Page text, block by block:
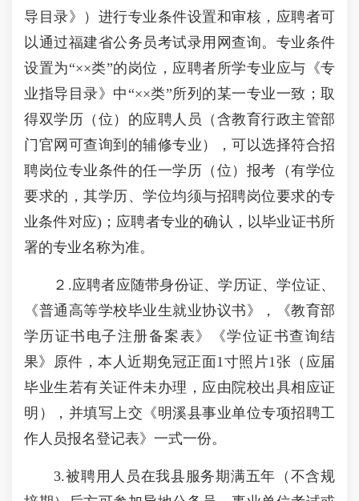
导目录》）进行专业条件设置和审核，应聘者可
以通过福建省公务员考试录用网查询。专业条件
设置为“××类”的岗位，应聘者所学专业应与《专
业指导目录》中“××类”所列的某一专业一致；取
得双学历（位）的应聘人员（含教育行政主管部
门官网可查询到的辅修专业），可以选择符合招
聘岗位专业条件的任一学历（位）报考（有学位
要求的，其学历、学位均须与招聘岗位要求的专
业条件对应)；应聘者专业的确认，以毕业证书所
署的专业名称为准。
２.应聘者应随带身份证、学历证、学位证、
《普通高等学校毕业生就业协议书》，《教育部
学历证书电子注册备案表》《学位证书查询结
果》原件，本人近期免冠正面1寸照片1张（应届
毕业生若有关证件未办理，应由院校出具相应证
明），并填写上交《明溪县事业单位专项招聘工
作人员报名登记表》一式一份。
3.被聘用人员在我县服务期满五年（不含规